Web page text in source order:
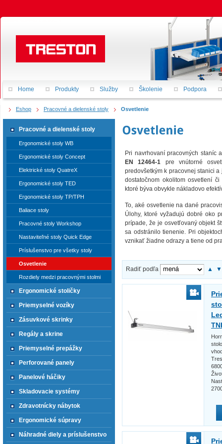
Eshop Pracovné a dielenské stoly Osvetlenie
Pri navrhovaní pracovných staníc
EN 12464-1 pre vnútorné
predovšetkým k pracovnej stanici
dostatočnom okolitom osvetlení
ktoré býva obvykle nákladovo
To, aké osvetlenie na dané
Úlohy, ktoré vyžadujú dobré oko
prípade, že je osvetľovaný objekt
sa odstránilo tienenie. Pri
vznikať žiadne odrazy a tiene od
Radiť podľa ▲ ▼
Pracovné a dielenské stoly
Ergonomické stoly WB
Ergonomické stoly Concept
Elektrické stoly QuatreX
Ergonomické stoly TED
Ergonomické stoly TP/TPH
Baliace stoly
Pracovné stoly Workshop
Nastaviteľné stoly Quick Edge
Príslušenstvo pre všetky stoly
Osvetlenie
Rozdiely medzi pracovnými stolmi
Ergonomické stoličky
Priemyselné vozíky
Zásuvkové skrinky
Regály a skrine
Priemyselné prepážky
Perforované panely
Panelové háčiky
Skladovacie systémy
Zdravotnícky nábytok
Ergonomické súpravy
Náhradné diely a príslušenstvo
Home Produkty Služby Školenie Podpora